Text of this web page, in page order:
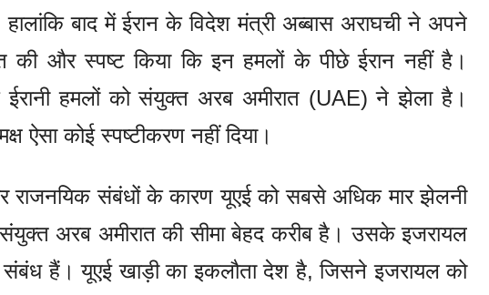
बाद में ईरान के विदेश मंत्री अब्बास अराघची ने अपने
की और स्पष्ट किया कि इन हमलों के पीछे ईरान नहीं है।
हमलों को संयुक्त अरब अमीरात (UAE) ने झेला है।
ऐसा कोई स्पष्टीकरण नहीं दिया।
राजनयिक संबंधों के कारण यूएई को सबसे अधिक मार झेलनी
अरब अमीरात की सीमा बेहद करीब है। उसके इजरायल
हैं। यूएई खाड़ी का इकलौता देश है, जिसने इजरायल को